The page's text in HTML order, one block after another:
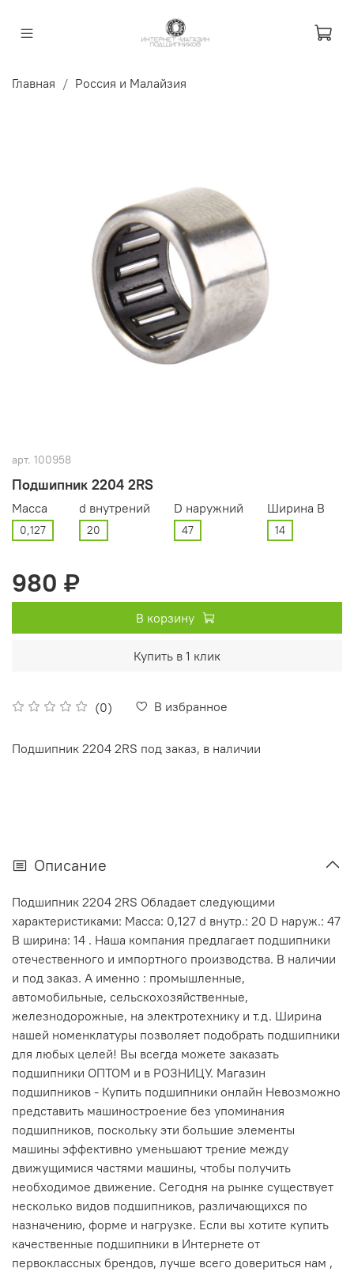
Главная Россия и Малайзия
арт. 100958
Подшипник 2204 2RS
(0) В избранное
Масса
0,127
d внутрений
20
D наружний
47
Ширина В
14
980 ₽
В корзину
Купить в 1 клик
Подшипник 2204 2RS под заказ, в наличии
Описание
Подшипник 2204 2RS Обладает следующими
характеристиками: Масса: 0,127 d внутр.: 20 D наруж.: 47
В ширина: 14 . Наша компания предлагает подшипники
отечественного и импортного производства. В наличии
и под заказ. А именно : промышленные,
автомобильные, сельскохозяйственные,
железнодорожные, на электротехнику и т.д. Ширина
нашей номенклатуры позволяет подобрать подшипники
для любых целей! Вы всегда можете заказать
подшипники ОПТОМ и в РОЗНИЦУ. Магазин
подшипников - Купить подшипники онлайн Невозможно
представить машиностроение без упоминания
подшипников, поскольку эти большие элементы
машины эффективно уменьшают трение между
движущимися частями машины, чтобы получить
необходимое движение. Сегодня на рынке существует
несколько видов подшипников, различающихся по
назначению, форме и нагрузке. Если вы хотите купить
качественные подшипники в Интернете от
первоклассных брендов, лучше всего довериться нам ,